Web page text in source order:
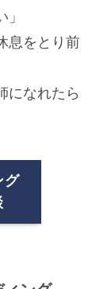
息をとり前
になれたら
グ